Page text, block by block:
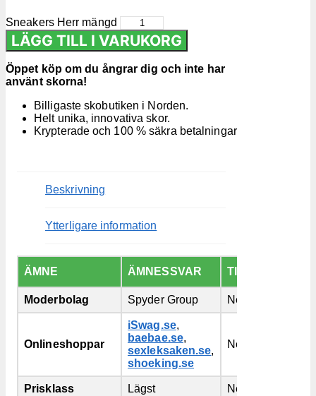
Sneakers Herr mängd
LÄGG TILL I VARUKORG
Öppet köp om du ångrar dig och inte har
använt skorna!
Billigaste skobutiken i Norden.
Helt unika, innovativa skor.
Krypterade och 100 % säkra betalningar
Beskrivning
Ytterligare information
ÄMNE ÄMNESSVAR TILLÄGG
Moderbolag Spyder Group Nej
Onlineshoppar
iSwag.se,
baebae.se,
sexleksaken.se,
shoeking.se
Nej
Prisklass Lägst Nej